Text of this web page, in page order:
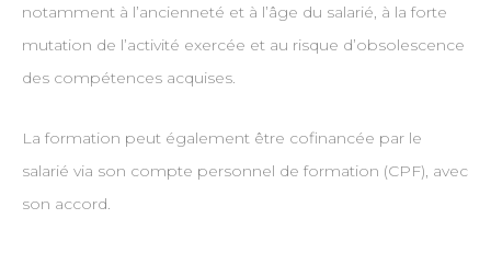
notamment à l’ancienneté et à l’âge du salarié, à la forte
mutation de l’activité exercée et au risque d’obsolescence
des compétences acquises.
La formation peut également être cofinancée par le
salarié via son compte personnel de formation (CPF), avec
son accord.